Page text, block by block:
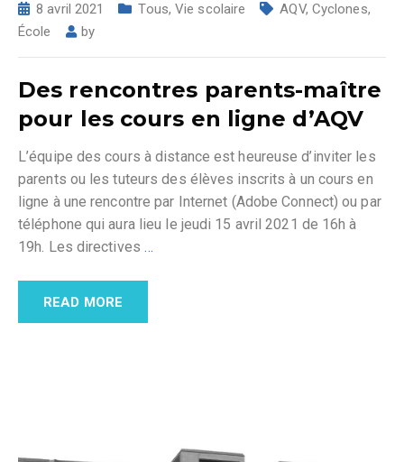
8 avril 2021 Tous,Vie scolaire AQV, Cyclones,
École
by
Des rencontres parents-maître
pour les cours en ligne d’AQV
L’équipe des cours à distance est heureuse d’inviter les
parents ou les tuteurs des élèves inscrits à un cours en
ligne à une rencontre par Internet (Adobe Connect) ou par
téléphone qui aura lieu le jeudi 15 avril 2021 de 16h à
19h. Les directives …
READ MORE